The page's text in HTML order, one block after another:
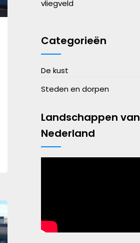
vliegveld
Categorieën
De kust
Steden en dorpen
Landschappen van
Nederland